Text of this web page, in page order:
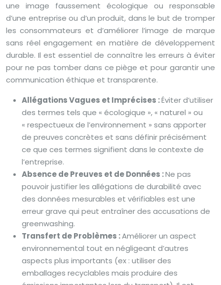
une image faussement écologique ou responsable
d’une entreprise ou d’un produit, dans le but de tromper
les consommateurs et d’améliorer l’image de marque
sans réel engagement en matière de développement
durable. Il est essentiel de connaître les erreurs à éviter
pour ne pas tomber dans ce piège et pour garantir une
communication éthique et transparente.
Allégations Vagues et Imprécises :Éviter d’utiliser
des termes tels que « écologique », « naturel » ou
« respectueux de l’environnement » sans apporter
de preuves concrètes et sans définir précisément
ce que ces termes signifient dans le contexte de
l’entreprise.
Absence de Preuves et de Données :Ne pas
pouvoir justifier les allégations de durabilité avec
des données mesurables et vérifiables est une
erreur grave qui peut entraîner des accusations de
greenwashing.
Transfert de Problèmes :Améliorer un aspect
environnemental tout en négligeant d’autres
aspects plus importants (ex : utiliser des
emballages recyclables mais produire des